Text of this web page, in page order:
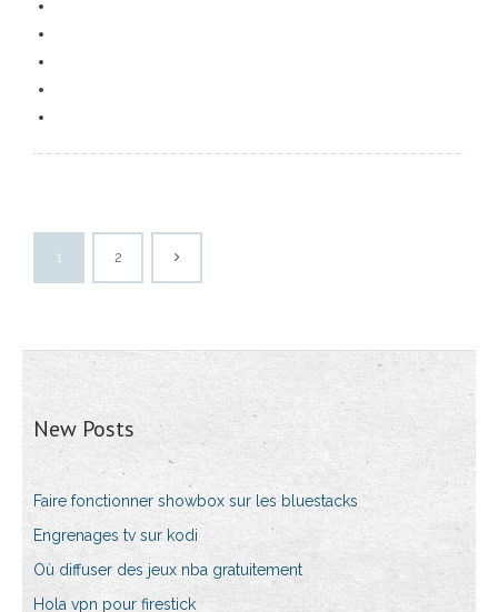
1 2
New Posts
Faire fonctionner showbox sur les bluestacks
Engrenages tv sur kodi
Où diffuser des jeux nba gratuitement
Hola vpn pour firestick